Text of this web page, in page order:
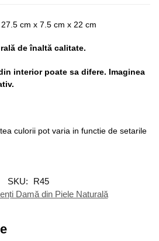
cm x 7.5 cm x 22 cm
de înaltă calitate.
interior poate sa difere. Imaginea
culorii pot varia in functie de setarile
SKU:
R45
Damă din Piele Naturală